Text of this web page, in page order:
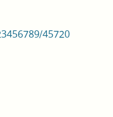
45720